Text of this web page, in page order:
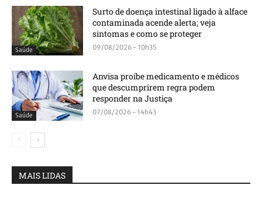
Saúde
Surto de doença intestinal ligado à alface
contaminada acende alerta; veja
sintomas e como se proteger
09/08/2026 - 10h35
Saúde
Anvisa proíbe medicamento e médicos
que descumprirem regra podem
responder na Justiça
07/08/2026 - 14h43
MAIS LIDAS